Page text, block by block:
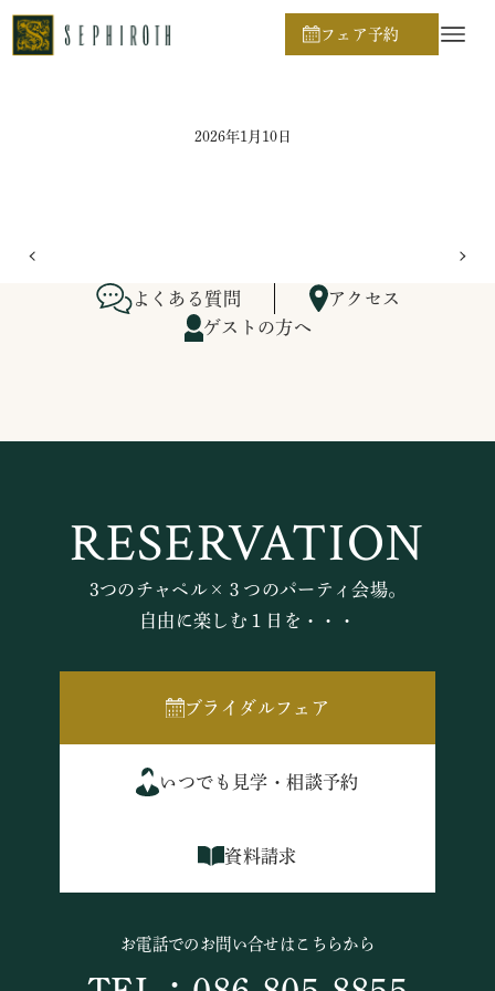
フェア予約
ホーム
2026年1月10日
よくある質問
アクセス
ゲストの方へ
RESERVATION
3つのチャペル×３つのパーティ会場。
自由に楽しむ１日を・・・
ブライダルフェア
いつでも見学・相談予約
資料請求
お電話でのお問い合せはこちらから